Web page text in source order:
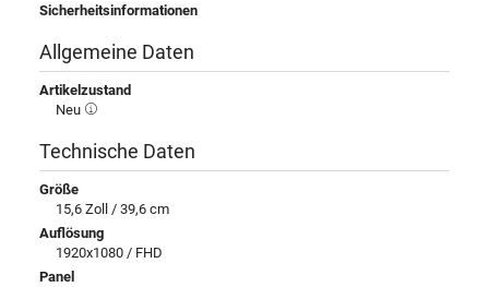
Sicherheitsinformationen
Allgemeine Daten
Artikelzustand
Neu
Technische Daten
Größe
15,6 Zoll / 39,6 cm
Auflösung
1920x1080 / FHD
Panel